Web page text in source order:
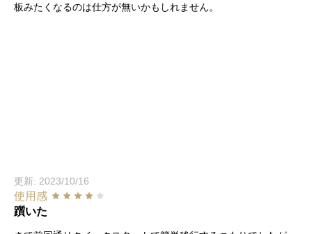
板みたくなるのは仕方が無いかもしれません。
更新: 2023/10/16
使用感
躓いた